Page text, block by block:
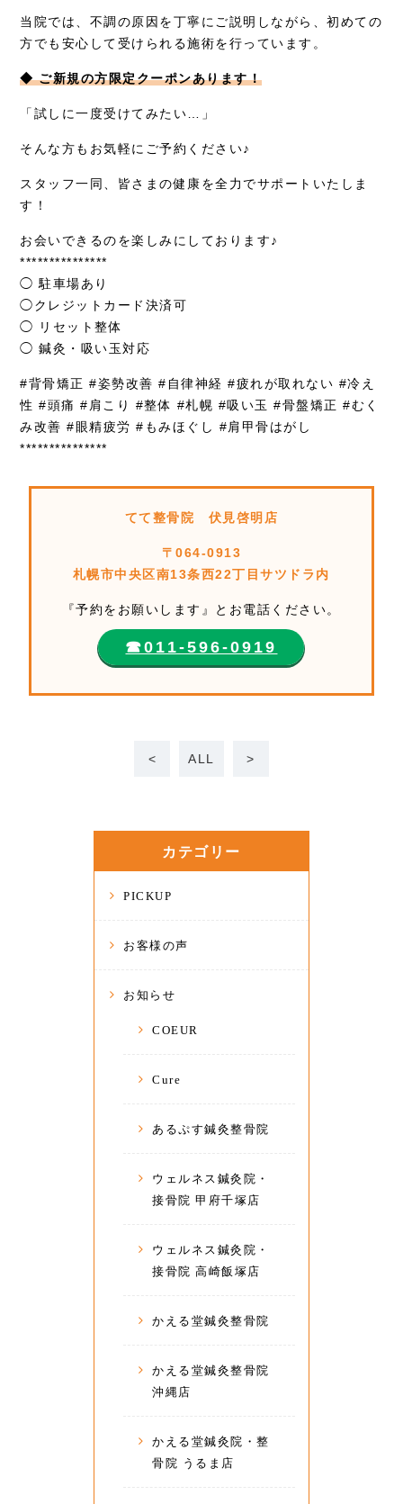
当院では、不調の原因を丁寧にご説明しながら、初めての
方でも安心して受けられる施術を行っています。
◆ ご新規の方限定クーポンあります！
「試しに一度受けてみたい…」
そんな方もお気軽にご予約ください♪
スタッフ一同、皆さまの健康を全力でサポートいたしま
す！
お会いできるのを楽しみにしております♪
***************
◯ 駐車場あり
◯クレジットカード決済可
◯ リセット整体
◯ 鍼灸・吸い玉対応
#背骨矯正 #姿勢改善 #自律神経 #疲れが取れない #冷え
性 #頭痛 #肩こり #整体 #札幌 #吸い玉 #骨盤矯正 #むく
み改善 #眼精疲労 #もみほぐし #肩甲骨はがし
***************
てて整骨院 伏見啓明店
〒064-0913
札幌市中央区南13条西22丁目サツドラ内
『予約をお願いします』とお電話ください。
☎︎011-596-0919
< ALL >
カテゴリー
PICKUP
お客様の声
お知らせ
COEUR
Cure
あるぷす鍼灸整骨院
ウェルネス鍼灸院・
接骨院 甲府千塚店
ウェルネス鍼灸院・
接骨院 高崎飯塚店
かえる堂鍼灸整骨院
かえる堂鍼灸整骨院
沖縄店
かえる堂鍼灸院・整
骨院 うるま店